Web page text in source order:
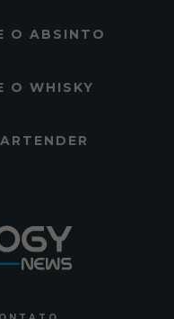
O ABSINTO
O WHISKY